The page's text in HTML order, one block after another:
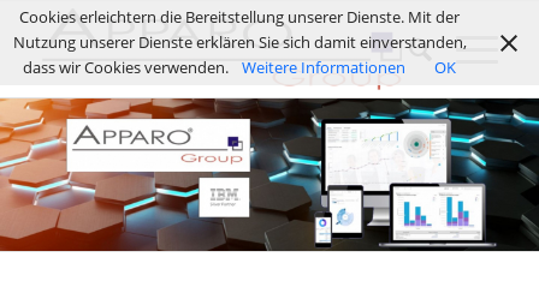
Cookies erleichtern die Bereitstellung unserer Dienste. Mit der
Nutzung unserer Dienste erklären Sie sich damit einverstanden,
dass wir Cookies verwenden.
Weitere Informationen OK